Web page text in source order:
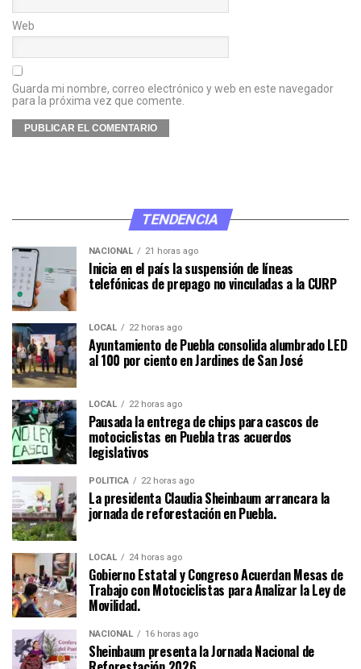
Web
Guarda mi nombre, correo electrónico y web en este navegador
para la próxima vez que comente.
TENDENCIA
NACIONAL 21 horas ago
Inicia en el país la suspensión de líneas
telefónicas de prepago no vinculadas a la CURP
LOCAL 22 horas ago
Ayuntamiento de Puebla consolida alumbrado LED
al 100 por ciento en Jardines de San José
LOCAL 22 horas ago
Pausada la entrega de chips para cascos de
motociclistas en Puebla tras acuerdos
legislativos
POLÍTICA 22 horas ago
La presidenta Claudia Sheinbaum arrancara la
jornada de reforestación en Puebla.
LOCAL 24 horas ago
Gobierno Estatal y Congreso Acuerdan Mesas de
Trabajo con Motociclistas para Analizar la Ley de
Movilidad.
NACIONAL 16 horas ago
Sheinbaum presenta la Jornada Nacional de